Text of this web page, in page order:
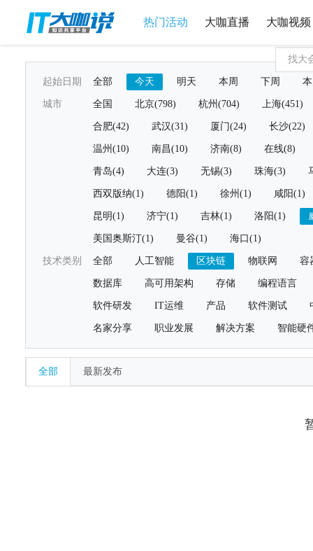
热门活动 大咖直播 大咖视频
起始日期 全部 今天 明天 本周 下周
城市 全国 北京(798) 杭州(704) 上海(451)
合肥(42) 武汉(31) 厦门(24) 长沙(22)
温州(10) 南昌(10) 济南(8) 在线(8)
青岛(4) 大连(3) 无锡(3) 珠海(3)
西双版纳(1) 德阳(1) 徐州(1) 咸阳(1)
昆明(1) 济宁(1) 吉林(1) 洛阳(1)
美国奥斯汀(1) 曼谷(1) 海口(1)
技术类别 全部 人工智能 区块链 物联网 容
数据库 高可用架构 存储 编程语言
软件研发 IT运维 产品 软件测试
名家分享 职业发展 解决方案 智能硬
全部 最新发布